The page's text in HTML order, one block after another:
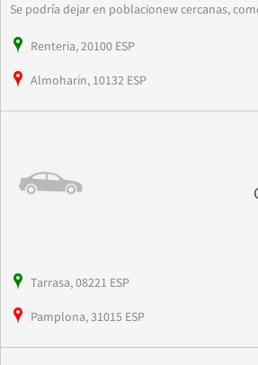
Se podría dejar en poblacionew cercanas,
Renteria, 20100 ESP
Almoharin, 10132 ESP
Tarrasa, 08221 ESP
Pamplona, 31015 ESP